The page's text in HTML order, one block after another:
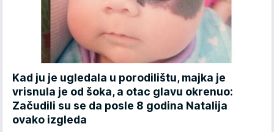
Kad ju je ugledala u porodilištu, majka je
vrisnula je od šoka, a otac glavu okrenuo:
Začudili su se da posle 8 godina Natalija
ovako izgleda